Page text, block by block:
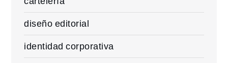
diseño editorial
identidad corporativa